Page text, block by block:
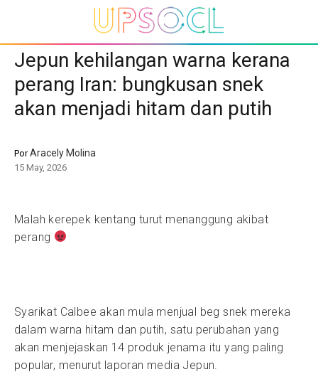
Jepun kehilangan warna kerana
perang Iran: bungkusan snek
akan menjadi hitam dan putih
PorAracely Molina
15 May, 2026
Malah kerepek kentang turut menanggung akibat
perang
Syarikat Calbee akan mula menjual beg snek mereka
dalam warna hitam dan putih, satu perubahan yang
akan menjejaskan 14 produk jenama itu yang paling
popular, menurut laporan media Jepun.